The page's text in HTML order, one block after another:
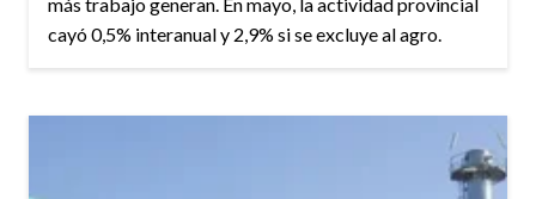
cayó 0,5% interanual y 2,9% si se excluye al agro.